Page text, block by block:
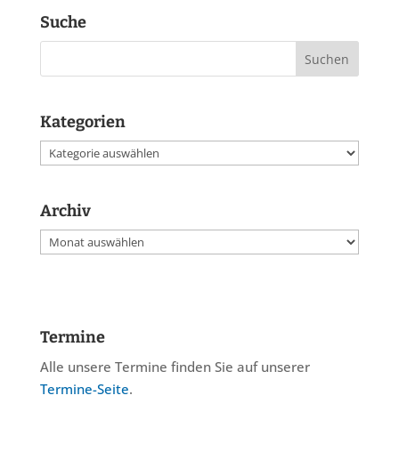
Suche
Kategorien
Kategorien
Archiv
Archiv
Termine
Alle unsere Termine finden Sie auf unserer
Termine-Seite.